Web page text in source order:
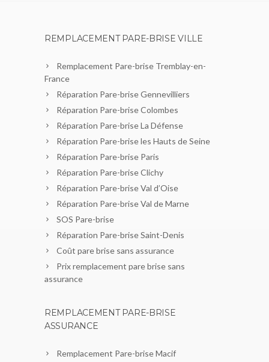
REMPLACEMENT PARE-BRISE VILLE
Remplacement Pare-brise Tremblay-en-
France
Réparation Pare-brise Gennevilliers
Réparation Pare-brise Colombes
Réparation Pare-brise La Défense
Réparation Pare-brise les Hauts de Seine
Réparation Pare-brise Paris
Réparation Pare-brise Clichy
Réparation Pare-brise Val d’Oise
Réparation Pare-brise Val de Marne
SOS Pare-brise
Réparation Pare-brise Saint-Denis
Coût pare brise sans assurance
Prix remplacement pare brise sans
assurance
REMPLACEMENT PARE-BRISE
ASSURANCE
Remplacement Pare-brise Macif